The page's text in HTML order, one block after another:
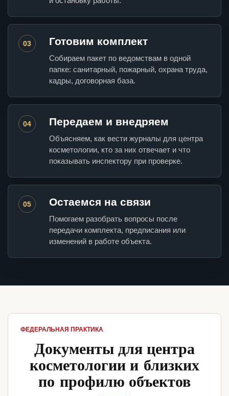
03 Готовим комплект
Собираем пакет по ведомствам в одной
папке: санитарный, пожарный, охрана труда,
кадры, договорная база.
04 Передаем и внедряем
Объясняем, как вести журналы для центра
косметологии, кто за них отвечает и что
показывать инспектору при проверке.
05 Остаемся на связи
Помогаем разобрать вопросы после
передачи комплекта, предписания или
изменений в работе объекта.
ФЕДЕРАЛЬНАЯ ПРАКТИКА
Документы для центра
косметологии и близких
по профилю объектов